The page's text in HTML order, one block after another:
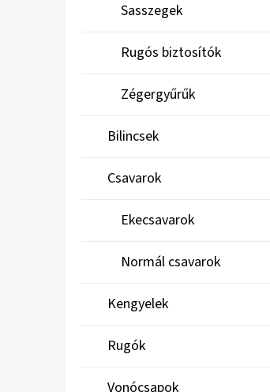
Sasszegek
Rugós biztosítók
Zégergyűrűk
Bilincsek
Csavarok
Ekecsavarok
Normál csavarok
Kengyelek
Rugók
Vonócsapok